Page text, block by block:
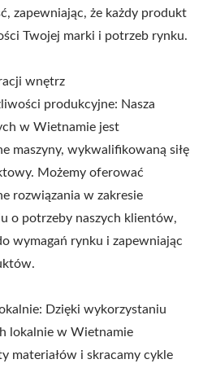
zapewniając, że każdy produkt
Twojej marki i potrzeb rynku.
wnętrz
produkcyjne: Nasza
w Wietnamie jest
maszyny, wykwalifikowaną siłę
Możemy oferować
rozwiązania w zakresie
o potrzeby naszych klientów,
wymagań rynku i zapewniając
Dzięki wykorzystaniu
lokalnie w Wietnamie
materiałów i skracamy cykle